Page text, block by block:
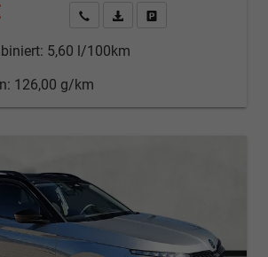
Kontakt & Angebot anfordern
PDF-Datei, Fahrzeugexposé
5,60 l/100km
126,00 g/km